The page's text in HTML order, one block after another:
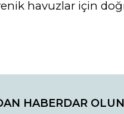
havuzlar için
HABERDAR OLUN